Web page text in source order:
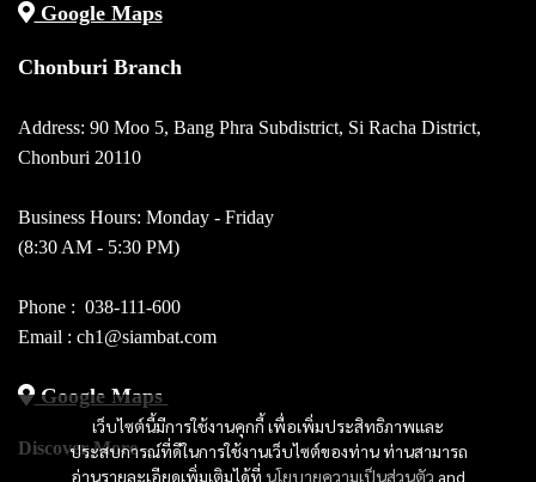
เว็บไซต์นี้มีการใช้งานคุกกี้ เพื่อเพิ่มประสิทธิภาพและ
ประสบการณ์ที่ดีในการใช้งานเว็บไซต์ของท่าน ท่านสามารถ
อ่านรายละเอียดเพิ่มเติมได้ที่ นโยบายความเป็นส่วนตัว and
Google Maps
Chonburi Branch
Address: 90 Moo 5, Bang Phra Subdistrict, Si Racha District,
Chonburi 20110
Business Hours: Monday - Friday
(8:30 AM - 5:30 PM)
Phone : 038-111-600
Email : ch1@siambat.com
Google Maps
Discover More